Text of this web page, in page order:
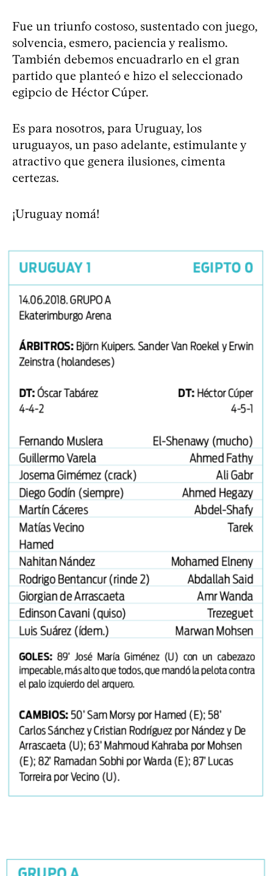
Fue un triunfo costoso, sustentado con juego,
solvencia, esmero, paciencia y realismo.
También debemos encuadrarlo en el gran
partido que planteó e hizo el seleccionado
egipcio de Héctor Cúper.
Es para nosotros, para Uruguay, los
uruguayos, un paso adelante, estimulante y
atractivo que genera ilusiones, cimenta
certezas.
¡Uruguay nomá!